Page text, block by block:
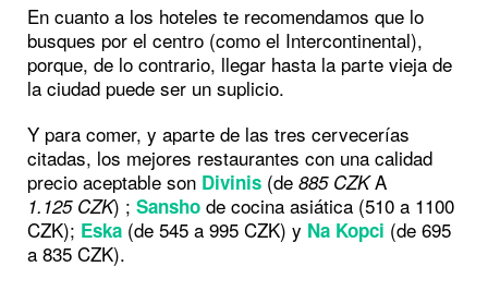
En cuanto a los hoteles te recomendamos que lo
busques por el centro (como el Intercontinental),
porque, de lo contrario, llegar hasta la parte vieja de
la ciudad puede ser un suplicio.
Y para comer, y aparte de las tres cervecerías
citadas, los mejores restaurantes con una calidad
precio aceptable son Divinis (de 885 CZKA
1.125 CZK) ; Sansho de cocina asiática (510 a 1100
CZK); Eska (de 545 a 995 CZK) y Na Kopci (de 695
a 835 CZK).